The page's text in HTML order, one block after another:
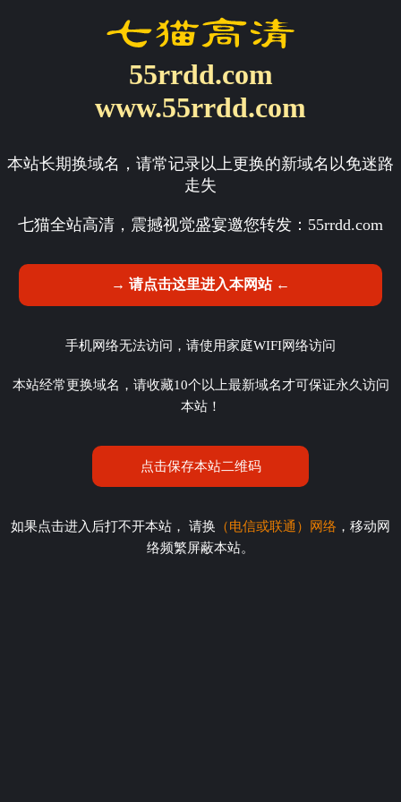
55rrdd.com
www.55rrdd.com
本站长期换域名，请常记录以上更换的新域名以免迷路
走失
七猫全站高清，震撼视觉盛宴邀您转发： 55rrdd.com
→ 请点击这里进入本网站 ←
手机网络无法访问，请使用家庭WIFI网络访问
本站经常更换域名，请收藏10个以上最新域名才可保证永久访问
本站！
点击保存本站二维码
如果点击进入后打不开本站， 请换 （电信或联通）网络 ，移动网
络频繁屏蔽本站。